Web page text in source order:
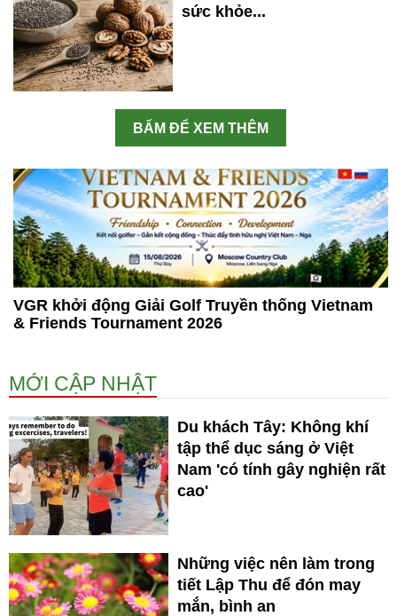
sức khỏe...
BẤM ĐỂ XEM THÊM
VGR khởi động Giải Golf Truyền thống Vietnam
& Friends Tournament 2026
MỚI CẬP NHẬT
Du khách Tây: Không khí
tập thể dục sáng ở Việt
Nam 'có tính gây nghiện rất
cao'
Những việc nên làm trong
tiết Lập Thu để đón may
mắn, bình an